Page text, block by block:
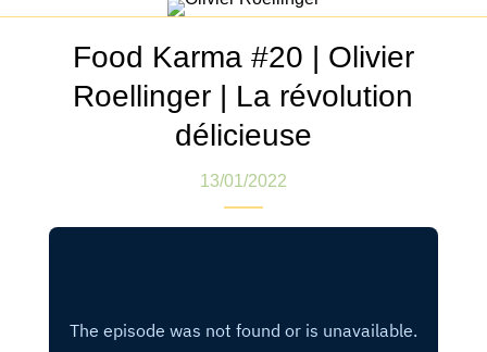
Food Karma #20 | Olivier
Roellinger | La révolution
délicieuse
13/01/2022